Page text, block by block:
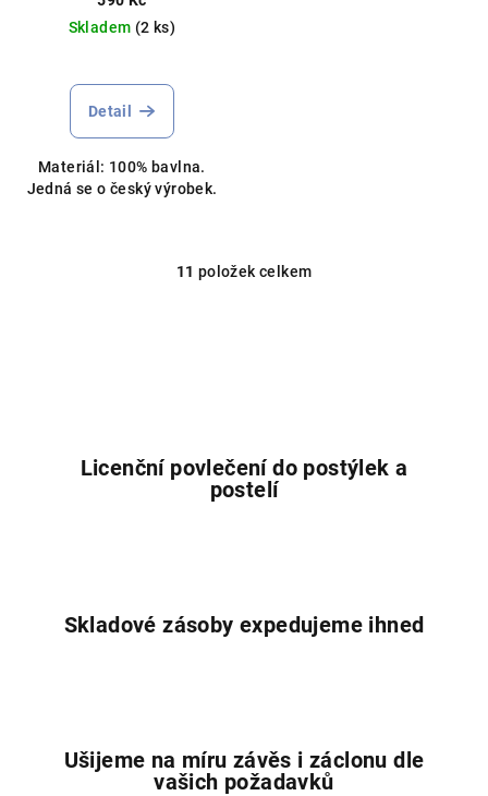
Skladem (2 ks)
Detail
Materiál: 100% bavlna.
Jedná se o český výrobek.
O
í
p
ý
11 položek celkem
Licenční povlečení do postýlek a
postelí
Skladové zásoby expedujeme ihned
Ušijeme na míru závěs i záclonu dle
vašich požadavků